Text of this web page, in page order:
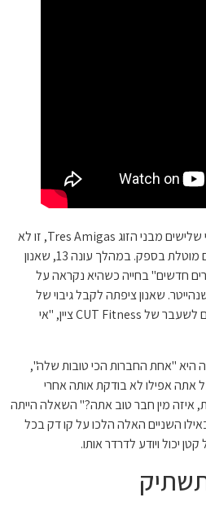
למרות שאנון וטמרה תמיד היו שני שלישים מבני הזוג Tres Amigas, זו לא
הפעם הראשונה שהידידות שלהם מוטלת בספק. במהלך עונה 13, שאנון
חדשים" בחייה כשהיא נקראה על
שאנון ציפתה לקבל גיבוי של
טמרה, אבל במקום זאת, הבעלים לשעבר של CUT Fitness ציין, "אי
היא "אחת החברות הכי טובות שלה",
אתה אפילו לא בודקת אותה אחרי
איזה מין חבר טוב אתה?" השאלה הייתה
השניים האלה הלכו על קו דק בכל
יכול ויודע לדרדר אותו.